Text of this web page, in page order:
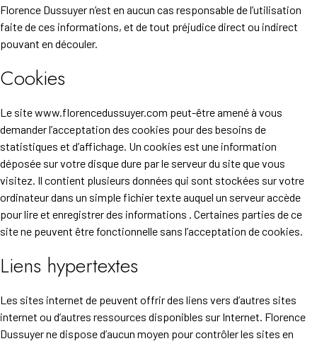
Florence Dussuyer n’est en aucun cas responsable de l’utilisation
faite de ces informations, et de tout préjudice direct ou indirect
pouvant en découler.
Cookies
Le site www.florencedussuyer.com peut-être amené à vous
demander l’acceptation des cookies pour des besoins de
statistiques et d’affichage. Un cookies est une information
déposée sur votre disque dure par le serveur du site que vous
visitez. Il contient plusieurs données qui sont stockées sur votre
ordinateur dans un simple fichier texte auquel un serveur accède
pour lire et enregistrer des informations . Certaines parties de ce
site ne peuvent être fonctionnelle sans l’acceptation de cookies.
Liens hypertextes
Les sites internet de peuvent offrir des liens vers d’autres sites
internet ou d’autres ressources disponibles sur Internet. Florence
Dussuyer ne dispose d’aucun moyen pour contrôler les sites en